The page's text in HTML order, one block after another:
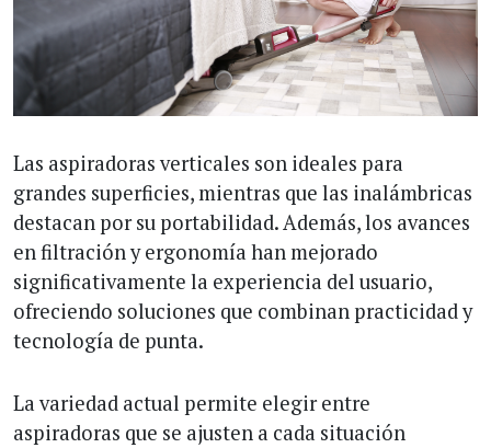
Las aspiradoras verticales son ideales para
grandes superficies, mientras que las inalámbricas
destacan por su portabilidad. Además, los avances
en filtración y ergonomía han mejorado
significativamente la experiencia del usuario,
ofreciendo soluciones que combinan practicidad y
tecnología de punta.
La variedad actual permite elegir entre
aspiradoras que se ajusten a cada situación